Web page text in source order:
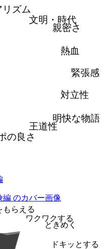
リズム
文明・時代
親密さ
熱血
緊張感
対立性
明快な物語
王道性
の良さ
もらえる
ワクワクする
ときめく
ドキッとする